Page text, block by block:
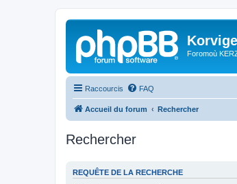
Foromoù
Raccourcis FAQ
Accueil du forum Rechercher
Rechercher
REQUÊTE DE LA RECHERCHE